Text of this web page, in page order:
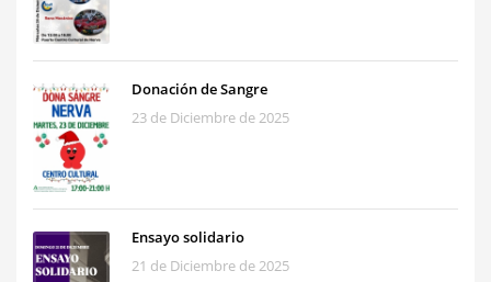
Donación de Sangre
23 de Diciembre de 2025
Ensayo solidario
21 de Diciembre de 2025